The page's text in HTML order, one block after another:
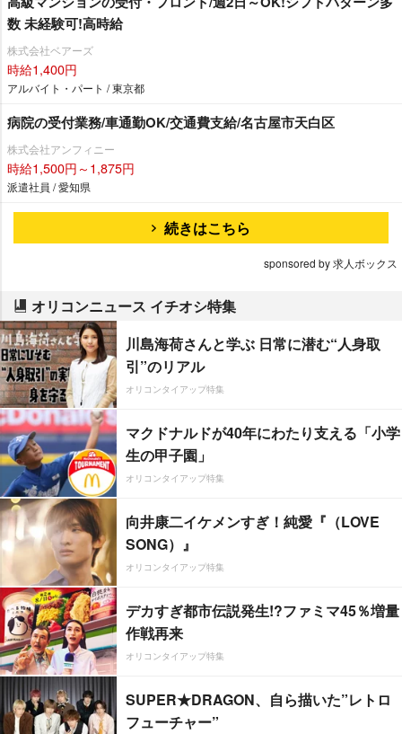
数 未経験可!高時給
株式会社ベアーズ
時給1,400円
アルバイト・パート / 東京都
病院の受付業務/車通勤OK/交通費支給/名古屋市天白区
株式会社アンフィニー
時給1,500円～1,875円
派遣社員 / 愛知県
続きはこちら
sponsored by 求人ボックス
オリコンニュース イチオシ特集
川島海荷さんと学ぶ 日常に潜む“人身取
引”のリアル
オリコンタイアップ特集
マクドナルドが40年にわたり支える「小学
生の甲子園」
オリコンタイアップ特集
向井康二イケメンすぎ！純愛『（LOVE
SONG）』
オリコンタイアップ特集
デカすぎ都市伝説発生!?ファミマ45％増量
作戦再来
オリコンタイアップ特集
SUPER★DRAGON、自ら描いた”レトロ
フューチャー”